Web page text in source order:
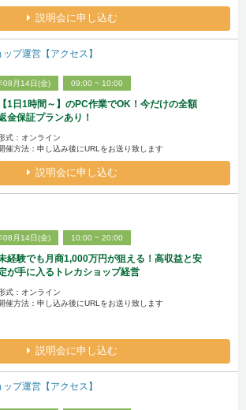
説明会に申し込む
プ運営【アクセス】
08月14日(金) 09:00 ~ 10:00
【1日1時間～】のPC作業でOK！今だけの全額
金保証プランあり！
式：オンライン
催方法：申し込み後にURLをお送り致します
説明会に申し込む
08月14日(金) 10:00 ~ 20:00
経験でも月商1,000万円が狙える！高収益と安
が手に入るトレカショップ経営
式：オンライン
催方法：申し込み後にURLをお送り致します
説明会に申し込む
プ運営【アクセス】